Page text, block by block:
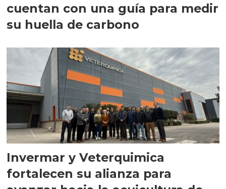
cuentan con una guía para medir
su huella de carbono
Invermar y Veterquimica
fortalecen su alianza para